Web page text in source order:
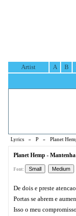
Artist A B
Lyrics » P » Planet
Planet Hemp -
Font:
De dois e preste atencao
Portas se abrem e
Isso o meu compromisso